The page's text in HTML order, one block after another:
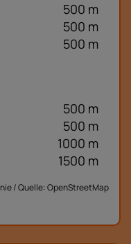
500 m
500 m
500 m
500 m
500 m
1000 m
1500 m
/ Quelle: OpenStreetMap